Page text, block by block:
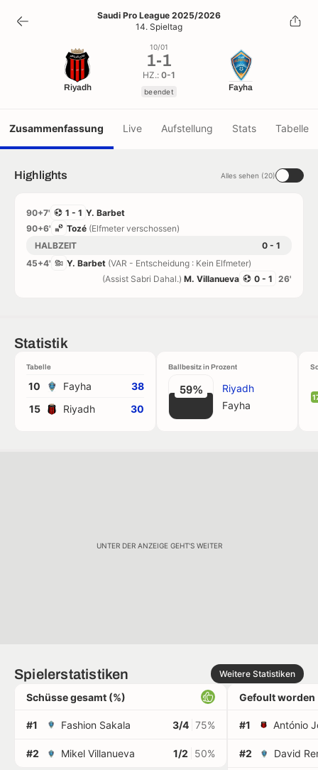
1-1
beendet
Saudi Pro League 2025/2026
14. Spieltag
Riyadh
10/01
1-1
HZ.: 0-1
beendet Fayha
Zusammenfassung Live Aufstellung Stats Tabelle
Highlights Alles sehen (20)
90+7' 1 - 1 Y. Barbet
90+6'
Tozé (Elfmeter verschossen)
HALBZEIT
0 - 1
45+4'
Y. Barbet (VAR - Entscheidung : Kein Elfmeter)
26'
0 - 1
(Assist Sabri Dahal.) M. Villanueva
Statistik
Tabelle
10 Fayha
38
15
Riyadh 30
Ballbesitz in Prozent
59%
Riyadh
Fayha
UNTER DER ANZEIGE GEHT'S WEITER
Spielerstatistiken Weitere Statistiken
Schüsse gesamt (%)
#1 Fashion Sakala 3/4 75%
#2 Mikel Villanueva 1/2 50%
Gefoult worden
#1
#2 David